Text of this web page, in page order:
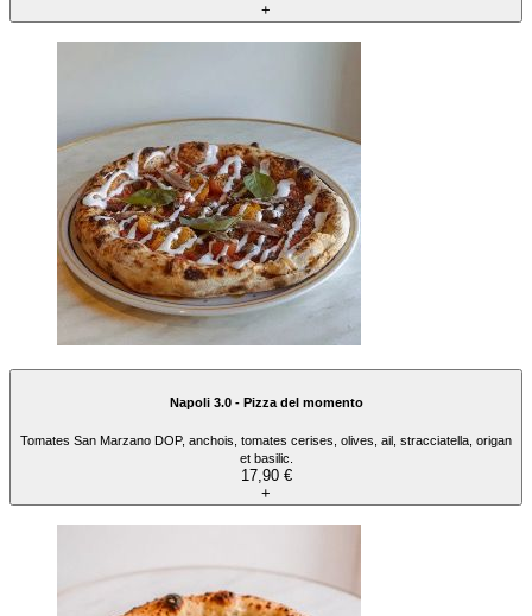
+
Napoli 3.0 - Pizza del momento
Tomates San Marzano DOP, anchois, tomates cerises, olives, ail, stracciatella, origan
et basilic.
17,90 €
+